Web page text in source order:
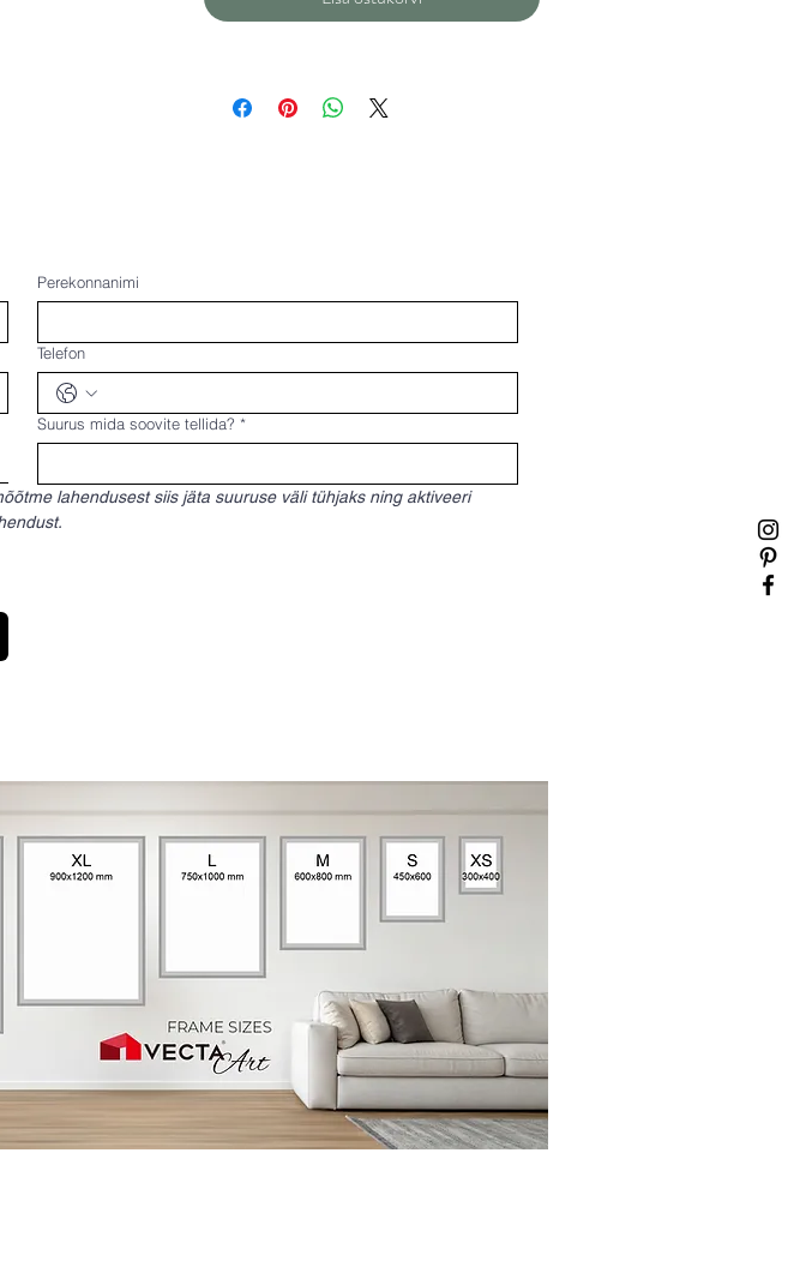
Perekonnanimi
Telefon
Suurus mida soovite tellida? *
lahendusest siis jäta suuruse väli tühjaks ning aktiveeri